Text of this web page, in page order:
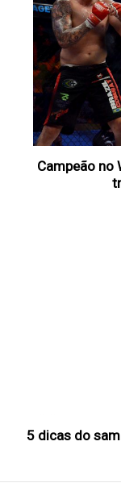
Campeão no
5 dicas do